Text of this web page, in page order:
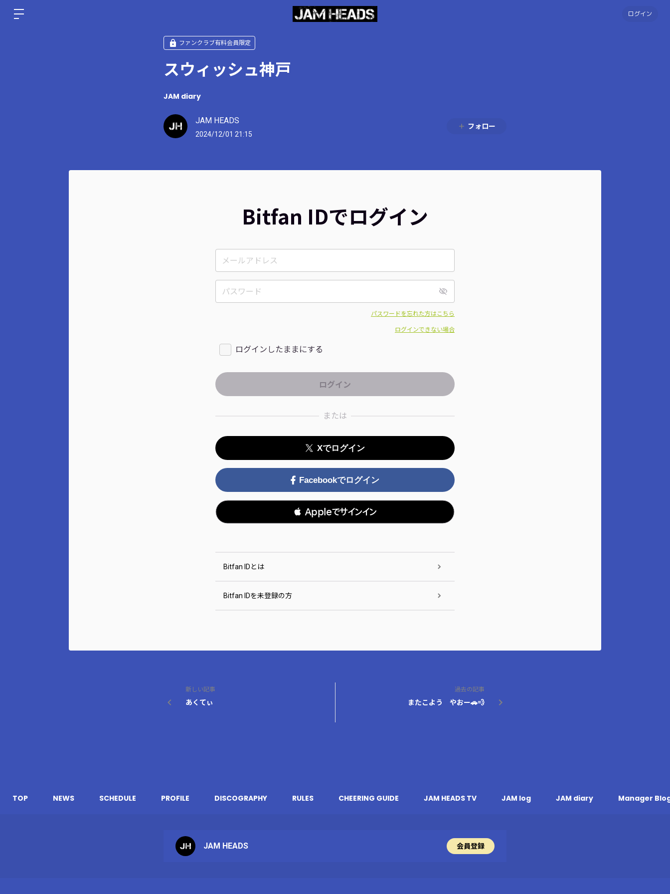
ログイン
ファンクラブ有料会員限定
スウィッシュ神戸
JAM diary
JAM HEADS
2024/12/01 21:15
フォロー
Bitfan IDでログイン
パスワードを忘れた方はこちら
ログインできない場合
ログインしたままにする
または
Xでログイン
Facebookでログイン
 Appleでサインイン
Bitfan IDとは
Bitfan IDを未登録の方
新しい記事
あくてぃ
過去の記事
またこよう やおー🚗💨
TOP NEWS SCHEDULE PROFILE DISCOGRAPHY RULES CHEERING GUIDE JAM HEADS TV JAM log JAM diary Manager
JAM HEADS 会員登録